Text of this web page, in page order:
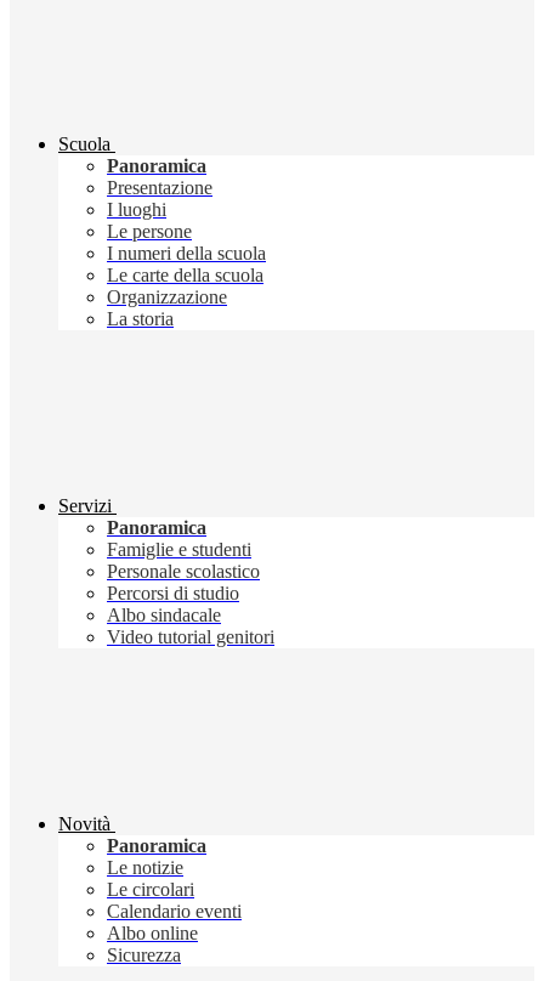
Scuola
Panoramica
Presentazione
I luoghi
Le persone
I numeri della scuola
Le carte della scuola
Organizzazione
La storia
Servizi
Panoramica
Famiglie e studenti
Personale scolastico
Percorsi di studio
Albo sindacale
Video tutorial genitori
Novità
Panoramica
Le notizie
Le circolari
Calendario eventi
Albo online
Sicurezza